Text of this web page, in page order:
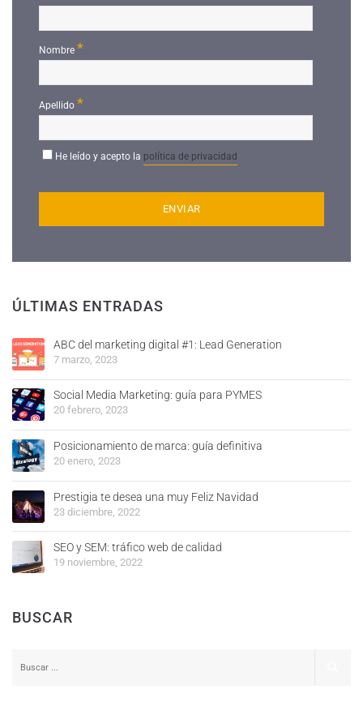
Nombre *
Apellido*
He leído y acepto la política de privacidad
ÚLTIMAS ENTRADAS
ABC del marketing digital #1: Lead Generation
7 marzo, 2023
Social Media Marketing: guía para PYMES
20 febrero, 2023
Posicionamiento de marca: guía definitiva
20 enero, 2023
Prestigia te desea una muy Feliz Navidad
23 diciembre, 2022
SEO y SEM: tráfico web de calidad
19 noviembre, 2022
BUSCAR